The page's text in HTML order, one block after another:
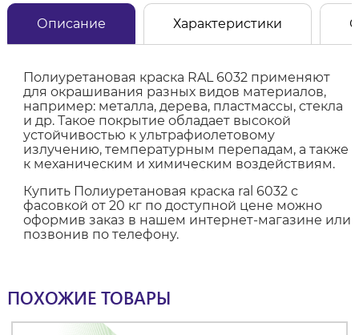
Описание Характеристики
Полиуретановая краска RAL 6032 применяют
для окрашивания разных видов материалов,
например: металла, дерева, пластмассы, стекла
и др. Такое покрытие обладает высокой
устойчивостью к ультрафиолетовому
излучению, температурным перепадам, а также
к механическим и химическим воздействиям.
Купить Полиуретановая краска ral 6032 с
фасовкой от 20 кг по доступной цене можно
оформив заказ в нашем интернет-магазине или
позвонив по телефону.
ПОХОЖИЕ ТОВАРЫ